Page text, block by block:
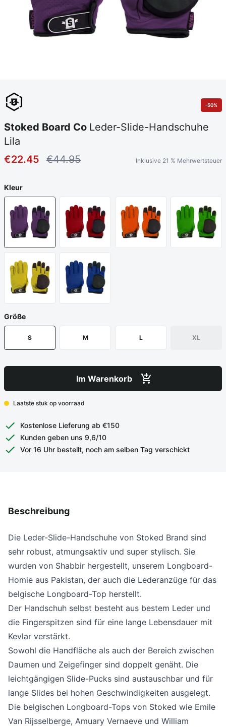
-50%
Stoked Board Co Leder-Slide-Handschuhe
Lila
€22.45
€44.95 Inklusive 21 % Mehrwertsteuer
Kleur
Größe
S M L XL
Im Warenkorb
Laatste stuk op voorraad
Kostenlose Lieferung ab €150
Kunden geben uns 9,6/10
Vor 16 Uhr bestellt, noch am selben Tag verschickt
Beschreibung
Die Leder-Slide-Handschuhe von Stoked Brand sind
sehr robust, atmungsaktiv und super stylisch. Sie
wurden von Shabbir hergestellt, unserem Longboard-
Homie aus Pakistan, der auch die Lederanzüge für das
belgische Longboard-Top herstellt.
Der Handschuh selbst besteht aus bestem Leder und
die Fingerspitzen sind für eine lange Lebensdauer mit
Kevlar verstärkt.
Sowohl die Handfläche als auch der Bereich zwischen
Daumen und Zeigefinger sind doppelt genäht. Die
leichtgängigen Slide-Pucks sind austauschbar und für
lange Slides bei hohen Geschwindigkeiten ausgelegt.
Die belgischen Longboard-Tops von Stoked wie Emile
Van Rijsselberge, Amuary Vernaeve und William